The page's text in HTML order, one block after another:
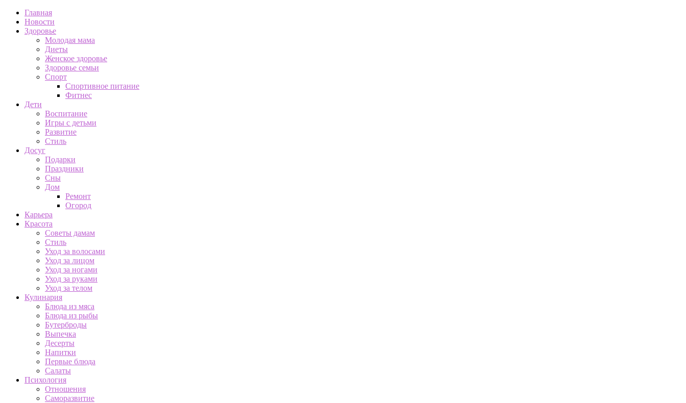
Главная
Новости
Здоровье
Молодая мама
Диеты
Женское здоровье
Здоровье семьи
Спорт
Спортивное питание
Фитнес
Дети
Воспитание
Игры с детьми
Развитие
Стиль
Досуг
Подарки
Праздники
Сны
Дом
Ремонт
Огород
Карьера
Красота
Советы дамам
Стиль
Уход за волосами
Уход за лицом
Уход за ногами
Уход за руками
Уход за телом
Кулинария
Блюда из мяса
Блюда из рыбы
Бутерброды
Выпечка
Десерты
Напитки
Первые блюда
Салаты
Психология
Отношения
Саморазвитие